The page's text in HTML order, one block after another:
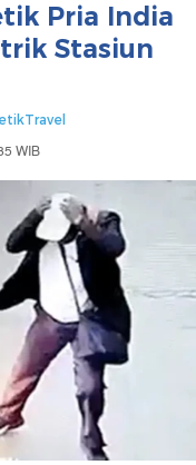
Pria India
Stasiun
WIB